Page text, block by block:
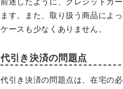
前述したように、クレジットカ
ます。また、取り扱う商品によ
ケースも少なくありません。
代引き決済の問題点
代引き決済の問題点は、在宅の